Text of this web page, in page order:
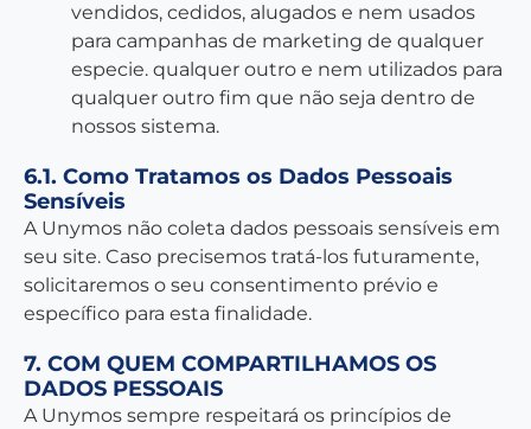
vendidos, cedidos, alugados e nem usados
para campanhas de marketing de qualquer
especie. qualquer outro e nem utilizados para
qualquer outro fim que não seja dentro de
nossos sistema.
6.1. Como Tratamos os Dados Pessoais
Sensíveis
A Unymos não coleta dados pessoais sensíveis em
seu site. Caso precisemos tratá-los futuramente,
solicitaremos o seu consentimento prévio e
específico para esta finalidade.
7. COM QUEM COMPARTILHAMOS OS
DADOS PESSOAIS
A Unymos sempre respeitará os princípios de